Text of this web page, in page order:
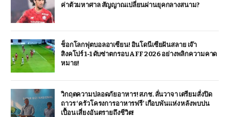
ค่าตัวมหาศาล สัญญาณเปลี่ยนผ่านยุคกลางสนาม?
ช็อกโลกฟุตบอลอาเซียน! อินโดนีเซียฝันสลาย เจ๊า
สิงคโปร์ 1-1 ดับซ่าตกรอบ AFF 2026 อย่างพลิกความคาด
หมาย!
วิกฤตความปลอดภัยอาหาร! สภช. ลั่นวาจา เตรียมสั่งปิด
ถาวร ‘ครัวโครงการอาหารฟรี’ เกือบพันแห่ง หลังพบปน
เปื้อน เสี่ยงอันตรายถึงชีวิต!